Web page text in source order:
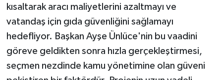
kısaltarak aracı maliyetlerini azaltmayı ve
vatandaş için gıda güvenliğini sağlamayı
hedefliyor. Başkan Ayşe Ünlüce'nin bu vaadini
göreve geldikten sonra hızla gerçekleştirmesi,
seçmen nezdinde kamu yönetimine olan güveni